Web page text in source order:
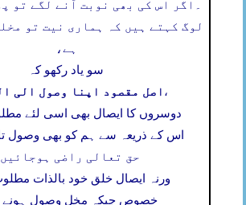
اگر اس کی بھی نوبت آنے لگے تو ۔
لوگ کہتے ہیں کہ ہماری نیت تو
ہے،
سو یاد رکھو کہ
اصل مقصود اپنا وصول الی ،
دوسروں کا ایصال بھی اسی لئے
اس کے ذریعہ سے ہم کو بھی وصول
حق تعالی راضی
ورنہ ایصال خلق خود بالذات
خصوص جبکہ مخل وصول ہونے